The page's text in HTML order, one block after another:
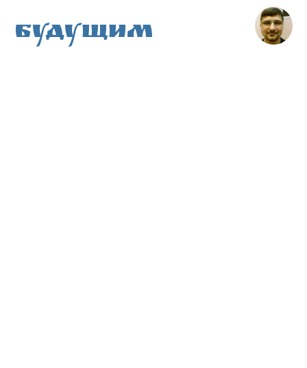
Будущим